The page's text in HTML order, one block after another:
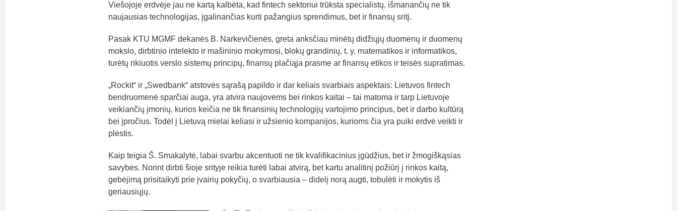
Viešojoje erdvėje jau ne kartą kalbėta, kad fintech sektoriui trūksta specialistų, išmanančių ne tik
naujausias technologijas, įgalinančias kurti pažangius sprendimus, bet ir finansų sritį.
Pasak KTU MGMF dekanės B. Narkevičienės, greta anksčiau minėtų didžiųjų duomenų ir duomenų
mokslo, dirbtinio intelekto ir mašininio mokymosi, blokų grandinių, t. y. matematikos ir informatikos,
turėtų rikiuotis verslo sistemų principų, finansų plačiąja prasme ar finansų etikos ir teisės supratimas.
„Rockit“ ir „Swedbank“ atstovės sąrašą papildo ir dar keliais svarbiais aspektais: Lietuvos fintech
bendruomenė sparčiai auga, yra atvira naujovėms bei rinkos kaitai – tai matoma ir tarp Lietuvoje
veikiančių įmonių, kurios keičia ne tik finansinių technologijų vartojimo principus, bet ir darbo kultūrą
bei įpročius. Todėl į Lietuvą mielai keliasi ir užsienio kompanijos, kurioms čia yra puiki erdvė veikti ir
plėstis.
Kaip teigia Š. Smakalytė, labai svarbu akcentuoti ne tik kvalifikacinius įgūdžius, bet ir žmogiškąsias
savybes. Norint dirbti šioje srityje reikia turėti labai atvirą, bet kartu analitinį požiūrį į rinkos kaitą,
gebėjimą prisitaikyti prie įvairių pokyčių, o svarbiausia – didelį norą augti, tobulėti ir mokytis iš
geriausiųjų.